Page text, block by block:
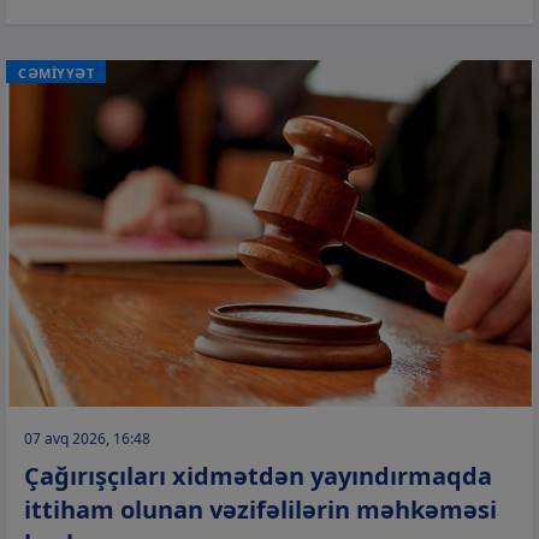
CƏMİYYƏT
07 avq 2026, 16:48
Çağırışçıları xidmətdən yayındırmaqda
ittiham olunan vəzifəlilərin məhkəməsi